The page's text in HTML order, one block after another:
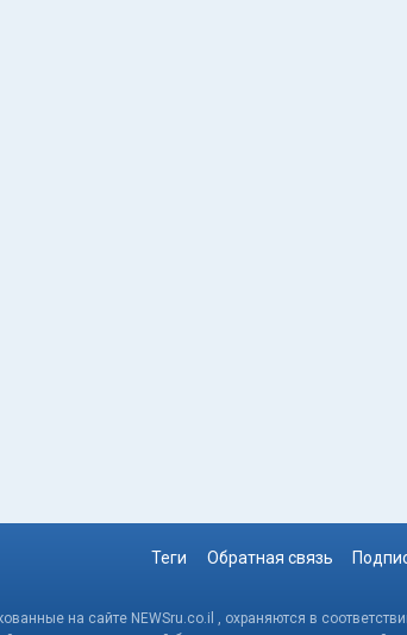
Теги Обратная связь
на сайте NEWSru.co.il , охраняются в